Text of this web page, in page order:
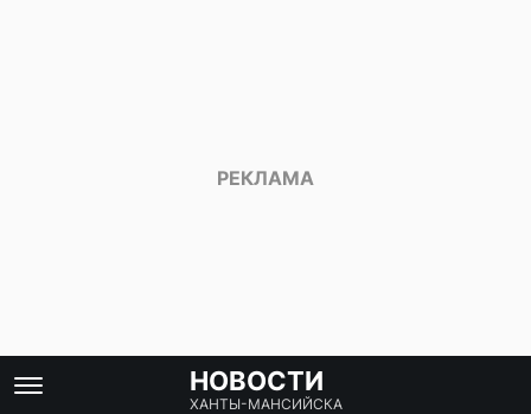
НОВОСТИ
ХАНТЫ-МАНСИЙСКА